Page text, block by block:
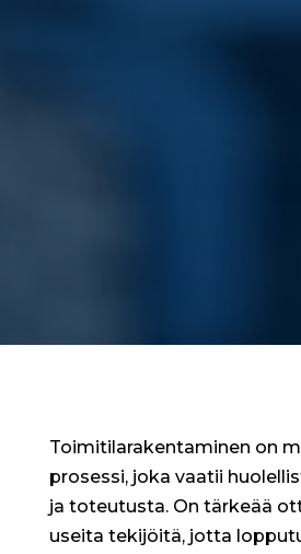
Toimitilarakentaminen on
prosessi, joka vaatii
ja toteutusta. On tärkeää
useita tekijöitä, jotta